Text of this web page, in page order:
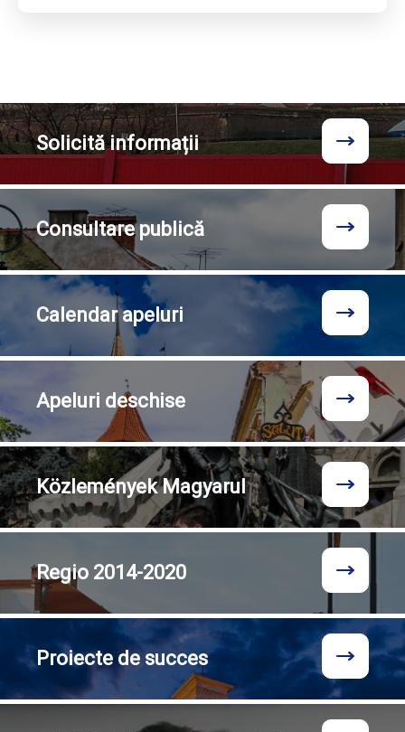
Solicităinformații
Consultarepublică
Calendarapeluri
Apeluri deschise
KözleményekMagyarul
Regio 2014-2020
Proiecte de succes